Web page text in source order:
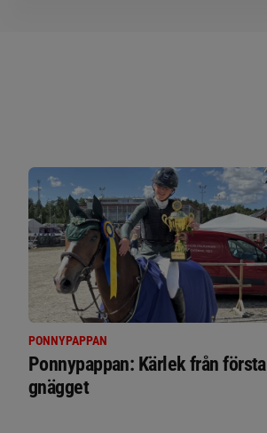
PONNYPAPPAN
Ponnypappan: Kärlek från första
gnägget